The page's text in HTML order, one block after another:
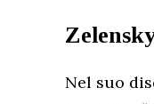
Nel suo